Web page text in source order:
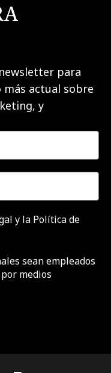
para
actual sobre
y
y la Política de
sean empleados
medios